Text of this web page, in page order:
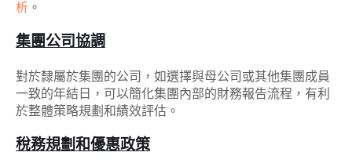
析 。
集團公司協調
對於隸屬於集團的公司，如選擇與母公司或其他集團成員
一致的年結日，可以簡化集團內部的財務報告流程，有利
於整體策略規劃和績效評估。
稅務規劃和優惠政策